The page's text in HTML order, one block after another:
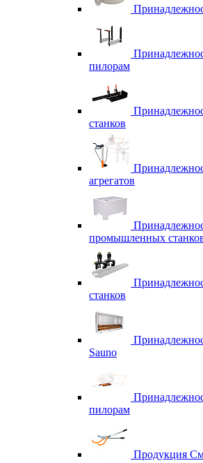
пилорам
станков
агрегатов
промышленных
станков
Sauno
пилорам
Продукция